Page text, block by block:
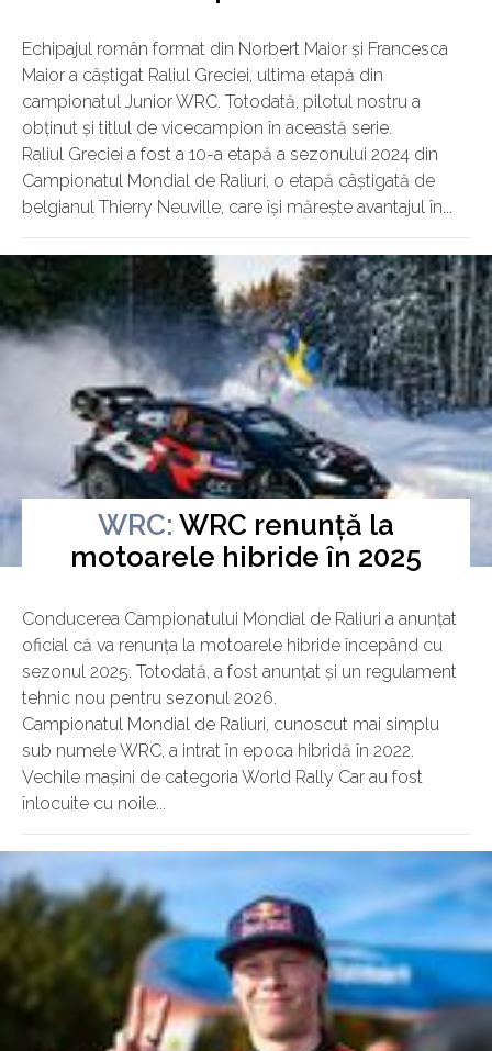
Echipajul român format din Norbert Maior și Francesca
Maior a câștigat Raliul Greciei, ultima etapă din
campionatul Junior WRC. Totodată, pilotul nostru a
obținut și titlul de vicecampion în această serie.
Raliul Greciei a fost a 10-a etapă a sezonului 2024 din
Campionatul Mondial de Raliuri, o etapă câștigată de
belgianul Thierry Neuville, care își mărește avantajul în...
WRC: WRC renunță la
motoarele hibride în 2025
Conducerea Campionatului Mondial de Raliuri a anunțat
oficial că va renunța la motoarele hibride începând cu
sezonul 2025. Totodată, a fost anunțat și un regulament
tehnic nou pentru sezonul 2026.
Campionatul Mondial de Raliuri, cunoscut mai simplu
sub numele WRC, a intrat în epoca hibridă în 2022.
Vechile mașini de categoria World Rally Car au fost
înlocuite cu noile...